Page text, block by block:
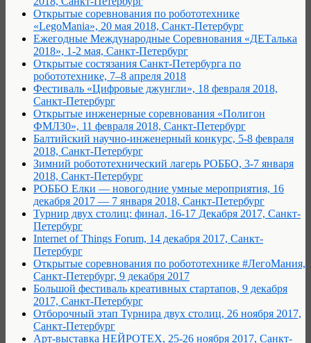
Открытые соревнования по робототехнике
«LegoMania», 20 мая 2018, Санкт-Петербург
Ежегодные Международные Соревнования «ДЕТалька
2018», 1-2 мая, Санкт-Петербург
Открытые состязания Санкт-Петербурга по
робототехнике, 7–8 апреля 2018
Фестиваль «Цифровые джунгли», 18 февраля 2018,
Санкт-Петербург
Открытые инженерные соревнования «Полигон
ФМЛ30», 11 февраля 2018, Санкт-Петербург
Балтийский научно-инженерный конкурс, 5-8 февраля
2018, Санкт-Петербург
Зимний робототехнический лагерь РОББО, 3-7 января
2018, Санкт-Петербург
РОББО Елки — новогодние умные мероприятия, 16
декабря 2017 — 7 января 2018, Санкт-Петербург
Турнир двух столиц: финал, 16-17 Декабря 2017, Санкт-
Петербург
Internet of Things Forum, 14 декабря 2017, Санкт-
Петербург
Открытые соревнования по робототехнике #ЛегоМания,
Санкт-Петербург, 9 декабря 2017
Большой фестиваль креативных стартапов, 9 декабря
2017, Санкт-Петербург
Отборочный этап Турнира двух столиц, 26 ноября 2017,
Санкт-Петербург
Арт-выставка НЕЙРОТЕХ, 25-26 ноября 2017, Санкт-